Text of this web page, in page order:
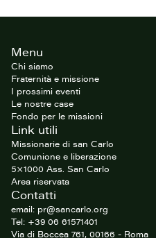
FooterMenu
Chi siamo
Fraternità e missione
I prossimi eventi
Le nostre case
Fondo per le missioni
Link utili
Missionarie di san Carlo
Comunione e liberazione
5×1000 Ass. San Carlo
Area riservata
Contatti
email: pr@sancarlo.org
Tel: +39 06 61571401
Via di Boccea 761, 00166 - Roma